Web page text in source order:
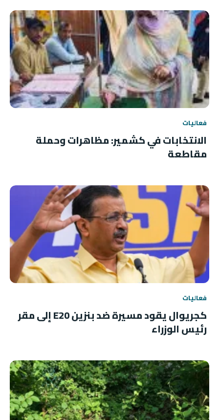
فعاليات
الانتخابات في كشمير: مظاهرات وحملة
مقاطعة
فعاليات
كجريوال يقود مسيرة ضد بنزين E20 إلى مقر
رئيس الوزراء